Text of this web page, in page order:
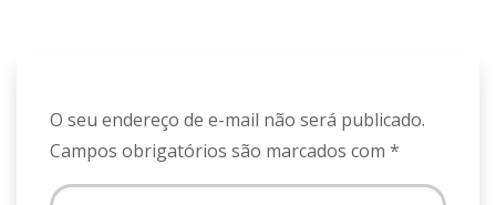
O seu endereço de e-mail não será publicado.
Campos obrigatórios são marcados com *